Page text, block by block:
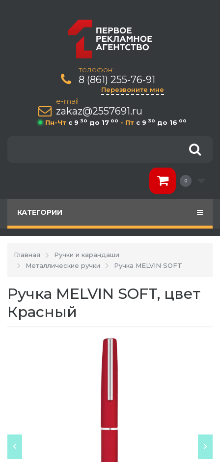
телефон:
8 (861) 255-76-91
Перезвоните мне
e-mail
zakaz@2557691.ru
Пн-Чт c 9 30 до 17 00 - Пт c 9 30 до 16 00
0
КАТЕГОРИИ
Главная
Ручки и карандаши
Металлические ручки
Ручка MELVIN SOFT
Ручка MELVIN SOFT, цвет
Красный